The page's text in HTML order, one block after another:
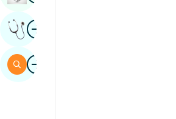
ImagineObțineți Opinia Unui Expert
ImagineCăutare